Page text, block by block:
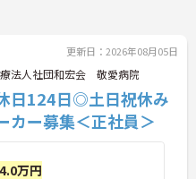
更新日：2026年08月05日
法人社団和宏会 敬愛病院
日124日◎土日祝休み
カー募集＜正社員＞
万円